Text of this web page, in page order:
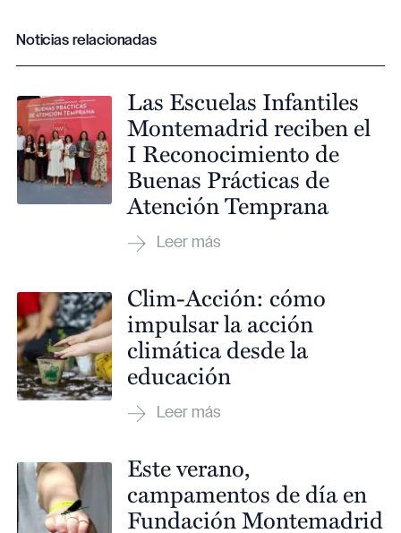
Noticias relacionadas
Las Escuelas Infantiles
Montemadrid reciben el
I Reconocimiento de
Buenas Prácticas de
Atención Temprana
Clim-Acción: cómo
impulsar la acción
climática desde la
educación
Este verano,
campamentos de día en
Fundación Montemadrid